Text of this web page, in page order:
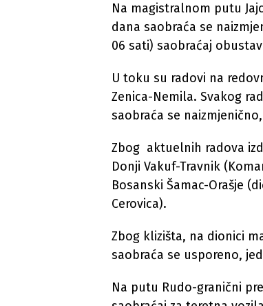
Na magistralnom putu
dana saobraća se
06 sati) saobraćaj
U toku su radovi na
Zenica-Nemila. Svakog
saobraća se
Zbog aktuelnih radova
Donji Vakuf-Travnik
Bosanski Šamac-Orašje
Cerovica).
Zbog klizišta, na dionici
saobraća se usporeno,
Na putu Rudo-granični